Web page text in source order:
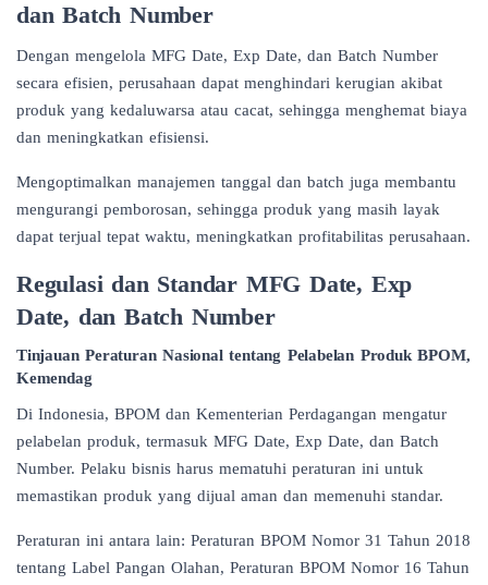
dan Batch Number
Dengan mengelola MFG Date, Exp Date, dan Batch Number
secara efisien, perusahaan dapat menghindari kerugian akibat
produk yang kedaluwarsa atau cacat, sehingga menghemat biaya
dan meningkatkan efisiensi.
Mengoptimalkan manajemen tanggal dan batch juga membantu
mengurangi pemborosan, sehingga produk yang masih layak
dapat terjual tepat waktu, meningkatkan profitabilitas perusahaan.
Regulasi dan Standar MFG Date, Exp
Date, dan Batch Number
Tinjauan Peraturan Nasional tentang Pelabelan Produk BPOM,
Kemendag
Di Indonesia, BPOM dan Kementerian Perdagangan mengatur
pelabelan produk, termasuk MFG Date, Exp Date, dan Batch
Number. Pelaku bisnis harus mematuhi peraturan ini untuk
memastikan produk yang dijual aman dan memenuhi standar.
Peraturan ini antara lain: Peraturan BPOM Nomor 31 Tahun 2018
tentang Label Pangan Olahan, Peraturan BPOM Nomor 16 Tahun